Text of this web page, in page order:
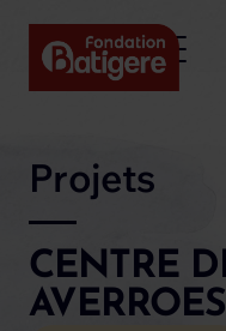
Projets
CENTRE
AVERROES